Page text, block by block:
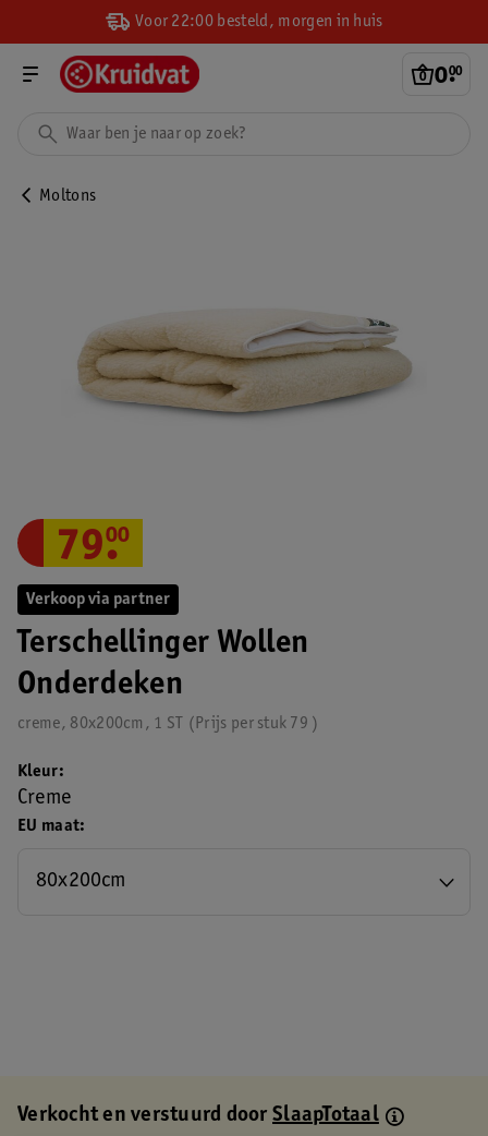
Voor 22:00 besteld, morgen in huis
0.
00
Moltons
Verkoop via partner
Terschellinger Wollen
Onderdeken
creme, 80x200cm, 1 ST 79
Prijs per stuk
79.
00
EU maat
80x200cm
Kleur
Creme
Verkocht en verstuurd doorSlaapTotaal